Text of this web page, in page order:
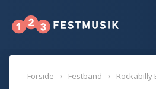
Forside Festband Rockabilly